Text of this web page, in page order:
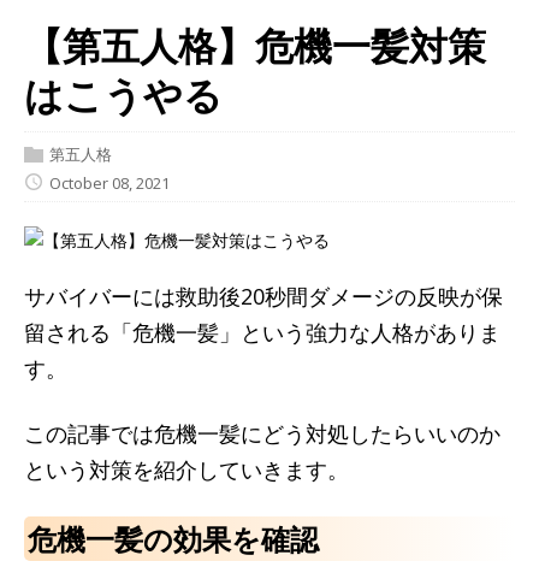
【第五人格】危機一髪対策
はこうやる
第五人格
October 08, 2021
サバイバーには救助後20秒間ダメージの反映が保
留される「危機一髪」という強力な人格がありま
す。
この記事では危機一髪にどう対処したらいいのか
という対策を紹介していきます。
危機一髪の効果を確認